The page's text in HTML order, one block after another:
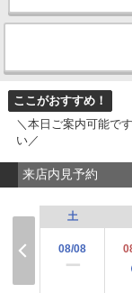
ここがおすすめ！
＼本日ご案内可能で
い／
来店内見予約
土
08/08
ー